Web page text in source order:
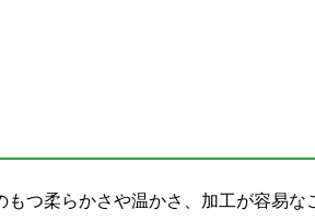
つ柔らかさや温かさ、加工が容易な